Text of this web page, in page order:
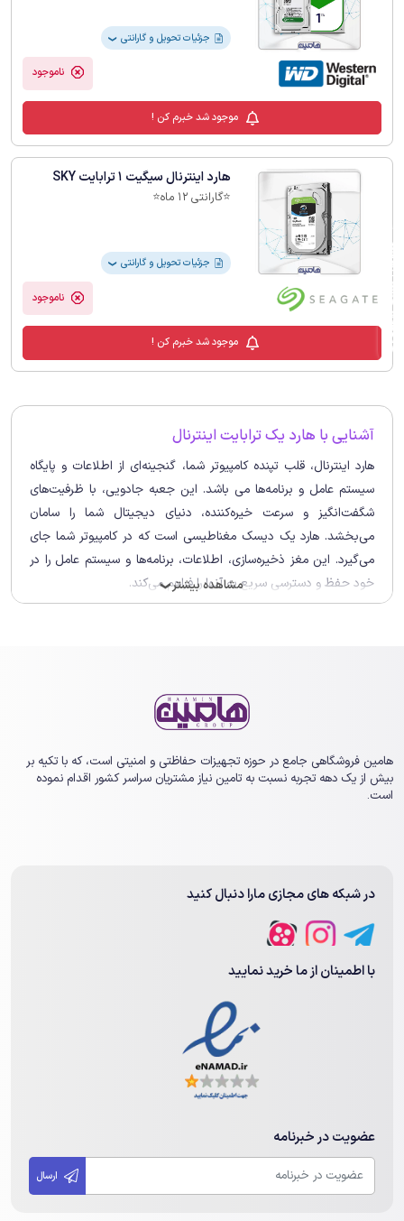
جزئیات تحویل و گارانتی ❯
ناموجود
موجود شد خبرم کن !
هارد اینترنال سیگیت 1 ترابایت SKY
⭐️گارانتی 12 ماه⭐️
جزئیات تحویل و گارانتی ❯
ناموجود
موجود شد خبرم کن !
آشنایی با هارد یک ترابایت اینترنال
هارد اینترنال، قلب تپنده‌ کامپیوتر شما، گنجینه‌ای از اطلاعات و پایگاه
سیستم عامل و برنامه‌ها می باشد. این جعبه‌ جادویی، با ظرفیت‌های
شگفت‌انگیز و سرعت خیره‌کننده، دنیای دیجیتال شما را سامان
می‌بخشد. هارد یک دیسک مغناطیسی است که در کامپیوتر شما جای
می‌گیرد. این مغز ذخیره‌سازی، اطلاعات، برنامه‌ها و سیستم عامل را در
خود حفظ و دسترسی سریع به آنها را فراهم می‌کند.
هارد اینترنال، مرکز ثقل ذخیره‌سازی اطلاعات در کامپیوتر است. سیستم
عامل، برنامه‌ها، فایل‌های شخصی و اسناد شما، همگی در آغوش امن
در دنیای امروز که اطلاعات و داده‌ها حکم طلا را دارند، هارد به عنوان
مخزن این گنجینه‌های ارزشمند، نقشی حیاتی ایفا می‌کند. اما
1. نیاز روزافزون به ذخیره‌سازی: با گسترش روزافزون حجم اطلاعات و
فایل‌ها، نیاز به فضای ذخیره‌سازی بیشتر نیز به طور فزاینده‌ای احساس
می‌شود. هاردهای اینترنال به عنوان راه‌حلی مقرون به صرفه برای این
2. تنوع در قیمت: هاردهای اینترنال در رنج قیمتی گسترده‌ای عرضه می
شوند که انتخاب را برای کاربران با بودجه‌های مختلف دشوار خواهد
قیمت هارد یک ترابایت اینترنال
کلیدی در انتخاب آن است. کاربران به دنبال هاردهایی هستند که بهترین
تعادل را بین قیمت، ظرفیت، سرعت و کیفیت ارائه دهند.
مشاهده بیشتر❯
فیلترهای لیست محصولات
هامین فروشگاهی جامع در حوزه تجهیزات حفاظتی و امنیتی است، که با تکیه بر
بیش از یک ‏دهه تجربه نسبت به تامین نیاز مشتریان سراسر کشور اقدام نموده
است.
در شبکه های مجازی مارا دنبال کنید
با اطمینان از ما خرید نمایید
عضویت در خبرنامه